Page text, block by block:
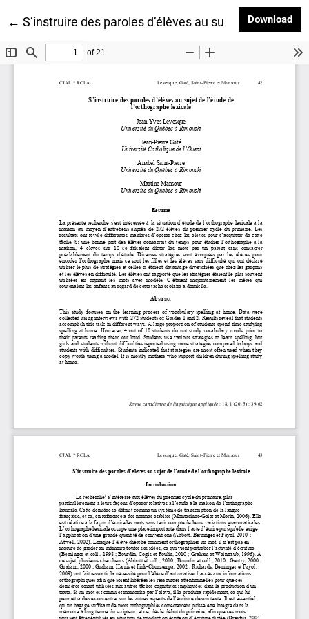
← Return to Article Details
S’instruire des paroles d’élèves au sujet de l’étude
Download